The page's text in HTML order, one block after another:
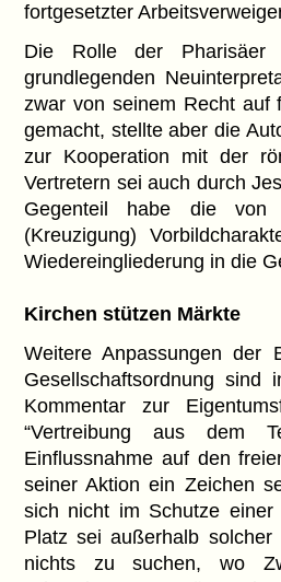
fortgesetzter
Die Rolle der Pharisäer
grundlegenden
zwar von seinem Recht auf
gemacht, stellte aber die
zur Kooperation mit der
Vertretern sei auch durch
Gegenteil habe die von
(Kreuzigung)
Wiedereingliederung in die
Kirchen stützen Märkte
Weitere Anpassungen der
Gesellschaftsordnung
Kommentar zur
“Vertreibung aus dem
Einflussnahme auf den
seiner Aktion ein Zeichen
sich nicht im Schutze einer
Platz sei außerhalb
nichts zu suchen, wo